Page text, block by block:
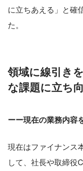
に立ちあえる」と確
た。
領域に線引き
な課題に立ち
ーー現在の業務内容
現在はファイナンス
して、社長や取締役